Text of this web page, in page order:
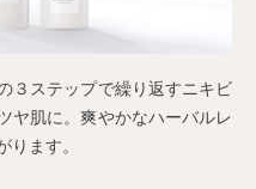
３ステップで繰り返すニキビ
ヤ肌に。爽やかなハーバルレ
ります。